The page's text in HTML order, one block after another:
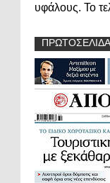
υφάλους. Το